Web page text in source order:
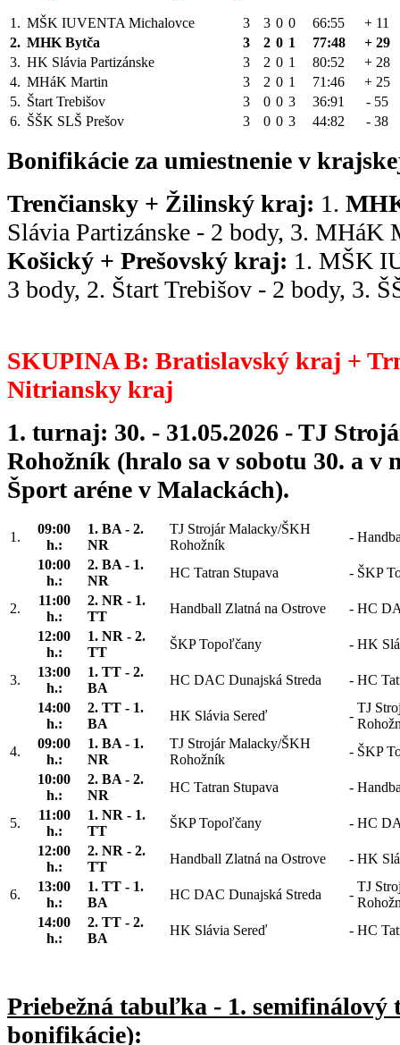
1. MŠK IUVENTA Michalovce 3 3 0 0 66:55
+ 11
2. MHK Bytča 3 2 0 1 77:48
+ 29
3. HK Slávia Partizánske 3 2 0 1 80:52
+ 28
4. MHáK Martin 3 2 0 1 71:46
+ 25
5. Štart Trebišov 3 0 0 3 36:91
- 55
6. ŠŠK SLŠ Prešov 3 0 0 3 44:82 - 38
Bonifikácie za umiestnenie v
Trenčiansky + Žilinský kraj: 1.
Slávia Partizánske - 2 body, 3. MHáK
Košický + Prešovský kraj: 1. MŠK
3 body, 2. Štart Trebišov - 2 body, 3.
SKUPINA B: Bratislavský kraj +
Nitriansky kraj
1. turnaj: 30. - 31.05.2026 - TJ
Rohožník (hralo sa v sobotu 30. a v
Šport aréne v Malackách).
1.
09:00
h.:
1. BA - 2.
NR
TJ Strojár Malacky/ŠKH
Rohožník
-
10:00
h.:
2. BA - 1.
NR
HC Tatran Stupava - ŠKP
2.
11:00
h.:
2. NR - 1.
TT
Handball Zlatná na Ostrove - HC
12:00
h.:
1. NR - 2.
TT
ŠKP Topoľčany - HK
3.
13:00
h.:
1. TT - 2.
BA
HC DAC Dunajská Streda - HC
14:00
h.:
2. TT - 1.
BA
HK Slávia Sereď -
TJ
4.
09:00
h.:
1. BA - 1.
NR
TJ Strojár Malacky/ŠKH
Rohožník
- ŠKP
10:00
h.:
2. BA - 2.
NR
HC Tatran Stupava -
5.
11:00
h.:
1. NR - 1.
TT
ŠKP Topoľčany - HC
12:00
h.:
2. NR - 2.
TT
Handball Zlatná na Ostrove - HK
6.
13:00
h.:
1. TT - 1.
BA
HC DAC Dunajská Streda -
TJ
14:00
h.:
2. TT - 2.
BA
HK Slávia Sereď - HC
Priebežná tabuľka - 1. semifinálový
bonifikácie):